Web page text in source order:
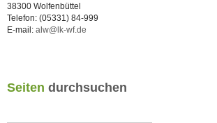
38300 Wolfenbüttel
Telefon: (05331) 84-999
E-mail: alw@lk-wf.de
Seiten durchsuchen